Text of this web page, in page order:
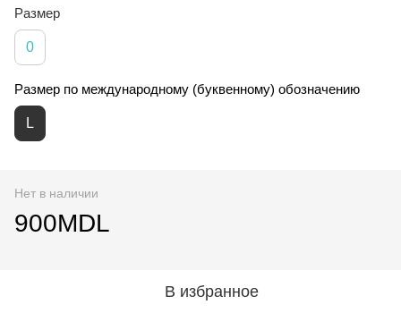
Размер
0
Размер по международному (буквенному) обозначению
L
Нет в наличии
900MDL
В избранное